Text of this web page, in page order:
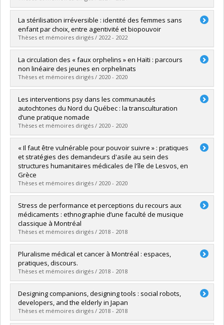
Graduate :Jaumier, Eloïse
Cycle :Master's
Grade :M. Sc.
Lien vers le document dans Papyrus
La stérilisation irréversible : identité des femmes sans
enfant par choix, entre agentivité et biopouvoir
Thèses et mémoires dirigés / 2022 - 2022
Graduate :Gignac, Anne-Sophie
Cycle :Master's
Grade :M. Sc.
Lien vers le document dans Papyrus
La circulation des « faux orphelins » en Haïti : parcours
non linéaire des jeunes en orphelinats
Thèses et mémoires dirigés / 2020 - 2020
Graduate :Alix-Surprenant, Manuelle
Cycle :Master's
Grade :M.A.
Lien vers le document dans Papyrus
Les interventions psy dans les communautés
autochtones du Nord du Québec : la transculturation
d’une pratique nomade
Thèses et mémoires dirigés / 2020 - 2020
Graduate : Blanchet, Edgar
Cycle :Master's
Grade :M. Sc.
Lien vers le document dans Papyrus
« Il faut être vulnérable pour pouvoir suivre » : pratiques
et stratégies des demandeurs d'asile au sein des
structures humanitaires médicales de l'île de Lesvos, en
Grèce
Thèses et mémoires dirigés / 2020 - 2020
Graduate :Lallier-Roussin, Laurence
Cycle :Master's
Grade :M. Sc.
Lien vers le document dans Papyrus
Stress de performance et perceptions du recours aux
médicaments : ethnographie d’une faculté de musique
classique à Montréal
Thèses et mémoires dirigés / 2018 - 2018
Graduate :Ville, Cassandre
Cycle :Master's
Grade :M. Sc.
Lien vers le document dans Papyrus
Pluralisme médical et cancer à Montréal : espaces,
pratiques, discours.
Thèses et mémoires dirigés / 2018 - 2018
Graduate :Gottin, Thomas
Cycle :Doctoral
Grade :Ph. D.
Lien vers le document dans Papyrus
Designing companions, designing tools : social robots,
developers, and the elderly in Japan
Thèses et mémoires dirigés / 2018 - 2018